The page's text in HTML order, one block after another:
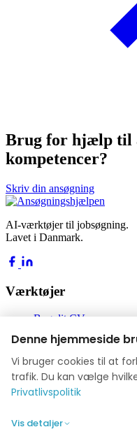
Brug for hjælp til
kompetencer?
Skriv din ansøgning
AI-værktøjer til jobsøgning.
Lavet i Danmark.
Værktøjer
Byg dit CV
Jobakademiet
Virksomhed
Anmeldelser
Denne hjemmeside
Vi bruger cookies til at
trafik. Du kan vælge
Privatlivspolitik
Vis detaljer